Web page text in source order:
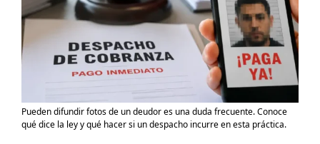
Pueden difundir fotos de un deudor es una duda frecuente. Conoce
qué dice la ley y qué hacer si un despacho incurre en esta práctica.